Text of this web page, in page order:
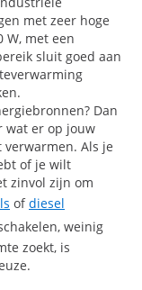
met zeer hoge
W, met een
sluit goed aan
Dan
wat er op jouw
Als je
of je wilt
zinvol zijn om
ofdiesel
weinig
zoekt, is